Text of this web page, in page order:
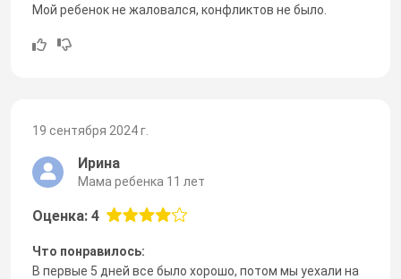
Мой ребенок не жаловался, конфликтов не было.
19 сентября 2024 г.
Ирина
Мама ребенка 11 лет
Оценка: 4
Что понравилось:
В первые 5 дней все было хорошо, потом мы уехали на